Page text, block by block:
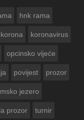
hnk rama
korona koronavirus
opcinsko vijeće
povijest prozor
jezero
prozor turnir